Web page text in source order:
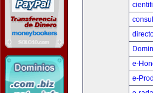
e-
e-